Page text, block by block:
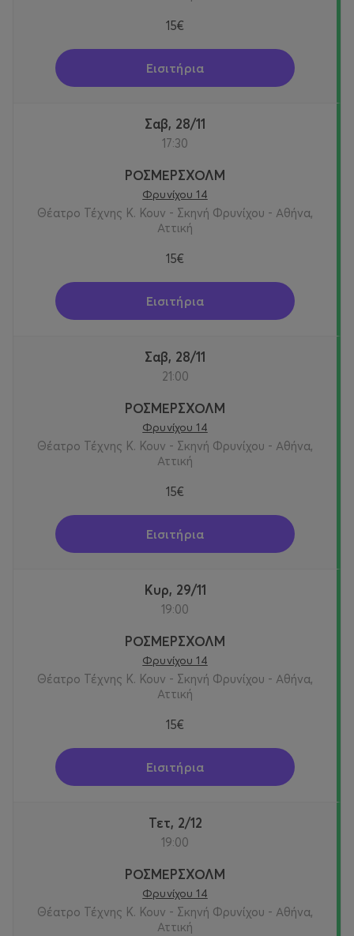
15€
Εισιτήρια
Σαβ, 28/11
17:30
ΡΟΣΜΕΡΣΧΟΛΜ
Φρυνίχου 14
Θέατρο Τέχνης Κ. Κουν - Σκηνή Φρυνίχου - Αθήνα,
Αττική
15€
Εισιτήρια
Σαβ, 28/11
21:00
ΡΟΣΜΕΡΣΧΟΛΜ
Φρυνίχου 14
Θέατρο Τέχνης Κ. Κουν - Σκηνή Φρυνίχου - Αθήνα,
Αττική
15€
Εισιτήρια
Κυρ, 29/11
19:00
ΡΟΣΜΕΡΣΧΟΛΜ
Φρυνίχου 14
Θέατρο Τέχνης Κ. Κουν - Σκηνή Φρυνίχου - Αθήνα,
Αττική
15€
Εισιτήρια
Τετ, 2/12
19:00
ΡΟΣΜΕΡΣΧΟΛΜ
Φρυνίχου 14
Θέατρο Τέχνης Κ. Κουν - Σκηνή Φρυνίχου - Αθήνα,
Αττική